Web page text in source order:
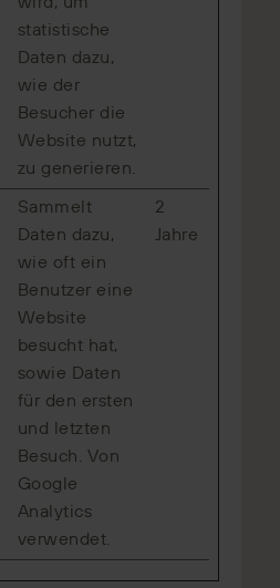
statistische
Daten dazu,
wie der
Besucher die
Website nutzt,
zu generieren.
Sammelt
Daten dazu,
wie oft ein
Benutzer eine
Website
besucht hat,
sowie Daten
für den ersten
und letzten
Besuch. Von
Google
Analytics
verwendet.
2
Jahre